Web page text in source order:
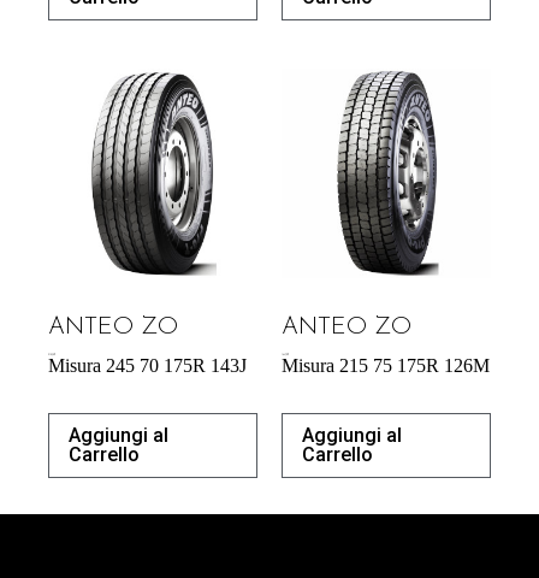
ANTEO ZO
Misura 245 70 175R 143J
Aggiungi al
Carrello
ANTEO ZO
Misura 215 75 175R 126M
Aggiungi al
Carrello